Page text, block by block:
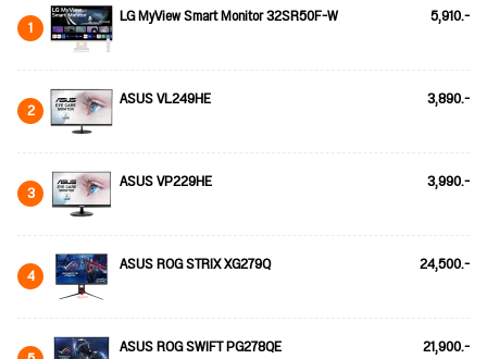
1 LG MyView Smart Monitor 32SR50F-W 5,910.-
2 ASUS VL249HE 3,890.-
3 ASUS VP229HE 3,990.-
4 ASUS ROG STRIX XG279Q 24,500.-
ASUS ROG SWIFT PG278QE 21,900.-